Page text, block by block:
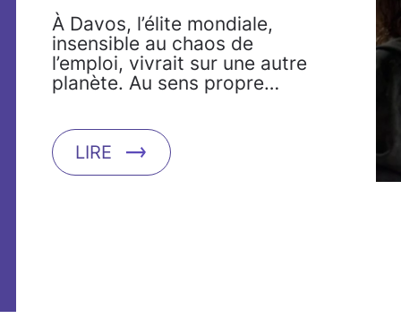
À Davos, l’élite mondiale,
insensible au chaos de
l’emploi, vivrait sur une autre
planète. Au sens propre…
LIRE